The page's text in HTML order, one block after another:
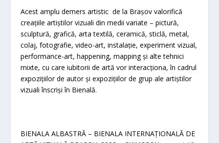
Acest amplu demers artistic de la Brașov valorifică
creațiile artiștilor vizuali din medii variate – pictură,
sculptură, grafică, arta textilă, ceramică, sticlă, metal,
colaj, fotografie, video-art, instalație, experiment vizual,
performance-art, happening, mapping și alte tehnici
mixte, cu care iubitorii de artă vor interacționa, în cadrul
expozițiilor de autor și expozițiilor de grup ale artiștilor
vizuali înscriși în Bienală.
BIENALA ALBASTRĂ – BIENALA INTERNAȚIONALĂ DE